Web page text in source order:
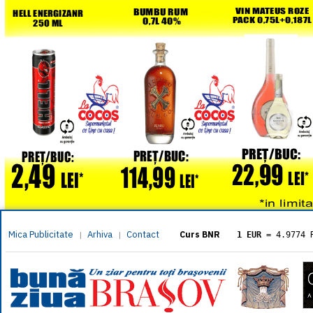
Mica Publicitate | Arhiva | Contact Curs BNR 1 EUR = 4.9774
= 5.8304
1 XAU= 464.4611
1 AED= 1.1933
1 AUD= 2.7957
1 BGN= 2.5449